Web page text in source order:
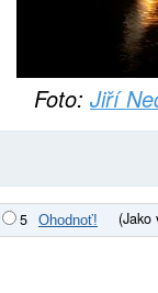
Foto: Jiří
5 (Jako